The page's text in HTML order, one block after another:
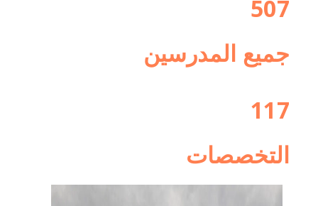
507
جميع المدرسين
117
التخصصات